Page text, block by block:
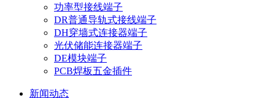
功率型接线端子
DR普通导轨式接线端子
DH穿墙式连接器端子
光伏储能连接器端子
DE模块端子
PCB焊板五金插件
新闻动态